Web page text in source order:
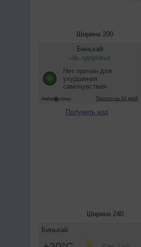
Ширина 200
Получить код
Ширина 240